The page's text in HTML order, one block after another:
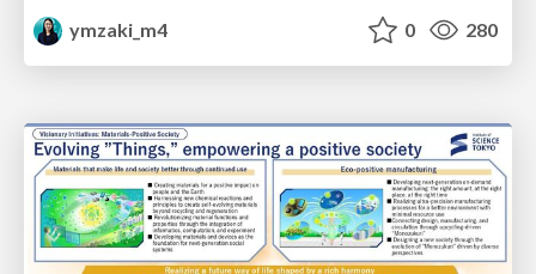
ymzaki_m4
0 280